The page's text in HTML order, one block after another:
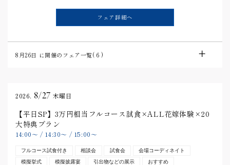
フェア詳細へ
8月26日 に開催のフェア一覧(6 )
2026. 8/27 木曜日
【平日SP】3万円相当フルコース試食×ALL花嫁体験×20
大特典プラン
14:00〜 / 14:30〜 / 15:00〜
フルコース試食付き 相談会 試食会
会場コーディネイト
模擬挙式
模擬披露宴 引出物などの展示 おすすめ